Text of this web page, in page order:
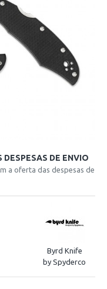
DESPESAS DE ENVIO
a oferta das despesas de
Byrd Knife
by Spyderco